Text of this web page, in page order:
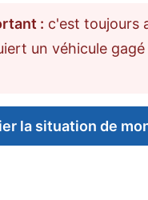
: c'est toujours
un véhicule
la situation de